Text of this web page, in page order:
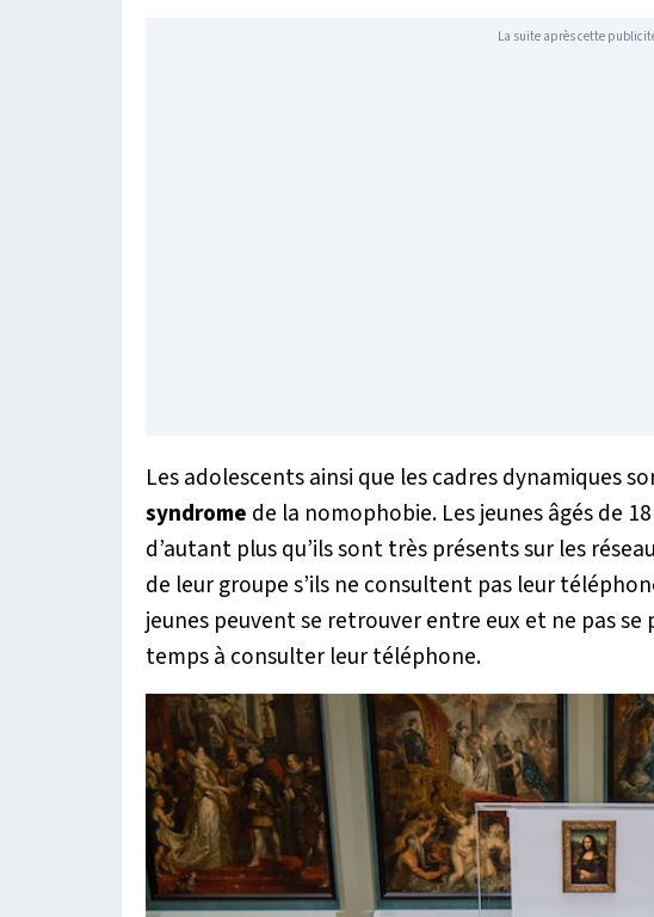
La suite après cette
Les adolescents ainsi que les cadres dynamiques
syndrome de la nomophobie. Les jeunes âgés de
d’autant plus qu’ils sont très présents sur les
de leur groupe s’ils ne consultent pas leur
jeunes peuvent se retrouver entre eux et ne pas
temps à consulter leur téléphone.